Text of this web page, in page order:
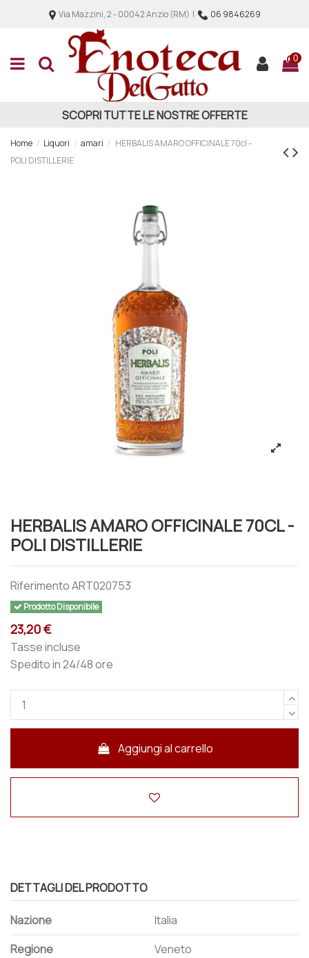
Via Mazzini, 2 - 00042 Anzio (RM) | 06 9846269
0
SCOPRI TUTTE LE NOSTRE OFFERTE
Home Liquori amari
HERBALIS AMARO OFFICINALE 70cl -
POLI DISTILLERIE
HERBALIS AMARO OFFICINALE 70CL -
POLI DISTILLERIE
RiferimentoART020753
Prodotto Disponibile
23,20 €
Tasse incluse
Spedito in 24/48 ore
Aggiungi al carrello
DETTAGLI DEL PRODOTTO
Nazione
Italia
Regione
Veneto